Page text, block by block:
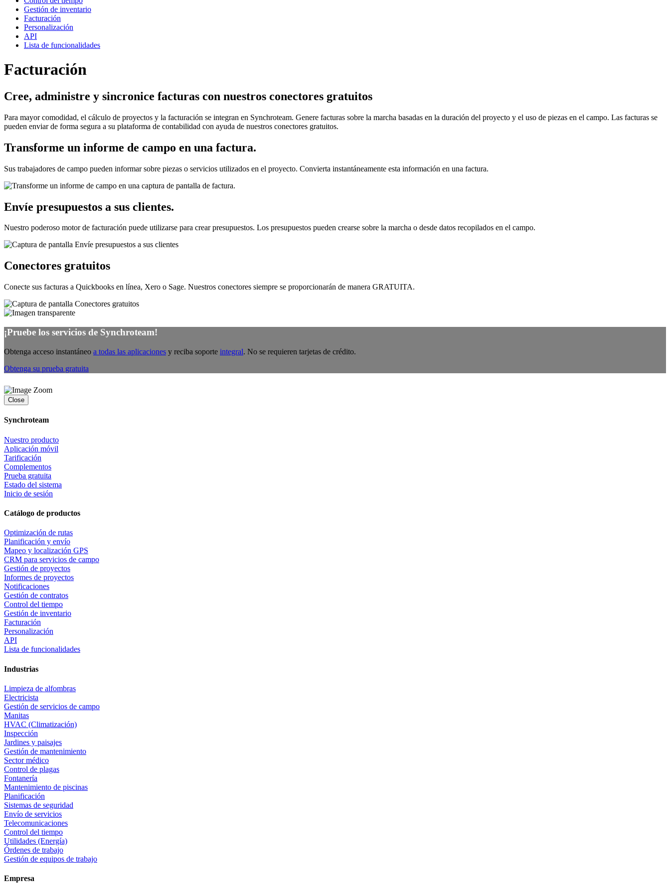
Gestión de inventario
Facturación
Personalización
API
Lista de funcionalidades
Facturación
Cree, administre y sincronice facturas con nuestros conectores gratuitos
Para mayor comodidad, el cálculo de proyectos y la facturación se integran en Synchroteam. Genere facturas sobre la marcha basadas en la duración del proyecto y el uso de piezas en el campo. Las facturas se
pueden enviar de forma segura a su plataforma de contabilidad con ayuda de nuestros conectores gratuitos.
Transforme un informe de campo en una factura.
Sus trabajadores de campo pueden informar sobre piezas o servicios utilizados en el proyecto. Convierta instantáneamente esta información en una factura.
Envíe presupuestos a sus clientes.
Nuestro poderoso motor de facturación puede utilizarse para crear presupuestos. Los presupuestos pueden crearse sobre la marcha o desde datos recopilados en el campo.
Conectores gratuitos
Conecte sus facturas a Quickbooks en línea, Xero o Sage. Nuestros conectores siempre se proporcionarán de manera GRATUITA.
¡Pruebe los servicios de Synchroteam!
Obtenga acceso instantáneo a todas las aplicaciones y reciba soporte integral. No se requieren tarjetas de crédito.
Obtenga su prueba gratuita
Close
Synchroteam
Nuestro producto
Aplicación móvil
Tarificación
Complementos
Prueba gratuita
Estado del sistema
Inicio de sesión
Catálogo de productos
Optimización de rutas
Planificación y envío
Mapeo y localización GPS
CRM para servicios de campo
Gestión de proyectos
Informes de proyectos
Notificaciones
Gestión de contratos
Control del tiempo
Gestión de inventario
Facturación
Personalización
API
Lista de funcionalidades
Industrias
Limpieza de alfombras
Electricista
Gestión de servicios de campo
Manitas
HVAC (Climatización)
Inspección
Jardines y paisajes
Gestión de mantenimiento
Sector médico
Control de plagas
Fontanería
Mantenimiento de piscinas
Planificación
Sistemas de seguridad
Envío de servicios
Telecomunicaciones
Control del tiempo
Utilidades (Energía)
Órdenes de trabajo
Gestión de equipos de trabajo
Empresa